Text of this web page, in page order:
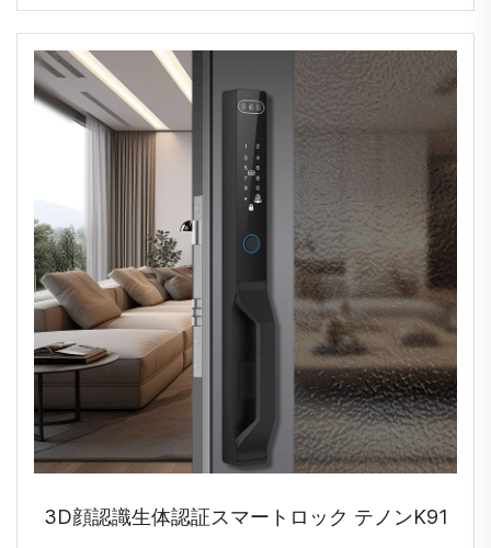
3D顔認識生体認証スマートロック テノンK91